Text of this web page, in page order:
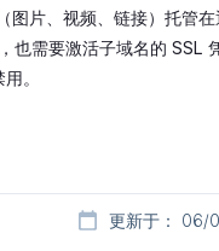
片、视频、链接）托管
需要激活子域名的 SSL 凭
。
更新于： 06/